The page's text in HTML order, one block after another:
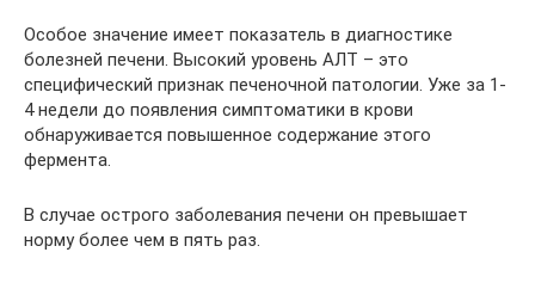
Особое значение имеет показатель в диагностике
болезней печени. Высокий уровень АЛТ – это
специфический признак печеночной патологии. Уже за 1-
4 недели до появления симптоматики в крови
обнаруживается повышенное содержание этого
фермента.
В случае острого заболевания печени он превышает
норму более чем в пять раз.